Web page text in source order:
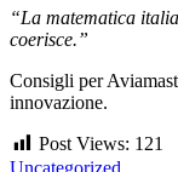
“La matematica
coerisce.”
Consigli per
innovazione.
Post Views: 121